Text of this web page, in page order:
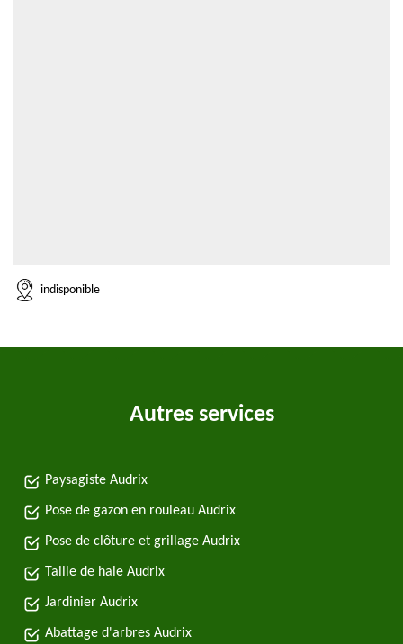
indisponible
Autres services
Paysagiste Audrix
Pose de gazon en rouleau Audrix
Pose de clôture et grillage Audrix
Taille de haie Audrix
Jardinier Audrix
Abattage d'arbres Audrix